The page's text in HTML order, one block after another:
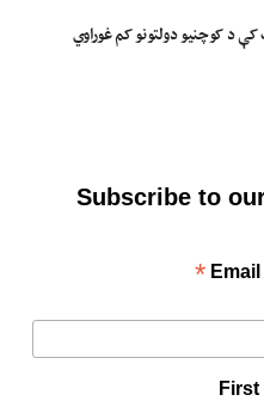
د کوچنیو دولتونو کم غوراوي
Subscribe to
*
First